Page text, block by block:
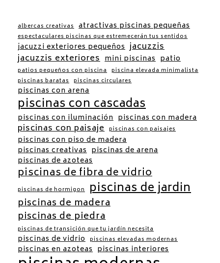
albercas creativas atractivas piscinas pequeñas
espectaculares piscinas que estremecerán tus sentidos
jacuzzi exteriores pequeños jacuzzis
jacuzzis exteriores mini piscinas patio
patios pequeños con piscina piscina elevada minimalista
piscinas baratas piscinas circulares
piscinas con arena
piscinas con cascadas
piscinas con iluminación piscinas con madera
piscinas con paisaje piscinas con paisajes
piscinas con piso de madera
piscinas creativas piscinas de arena
piscinas de azoteas
piscinas de fibra de vidrio
piscinas de hormigon piscinas de jardin
piscinas de madera
piscinas de piedra
piscinas de transición que tu jardín necesita
piscinas de vidrio piscinas elevadas modernas
piscinas en azoteas piscinas interiores